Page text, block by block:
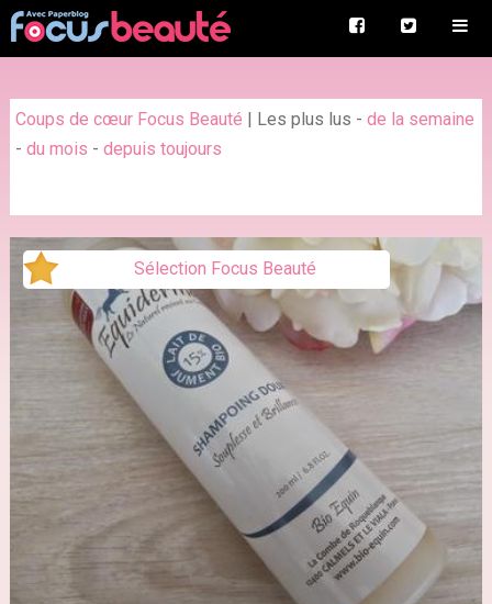
Coups de cœur Focus Beauté | Les plus lus - de la semaine
- du mois - depuis toujours
Sélection Focus Beauté